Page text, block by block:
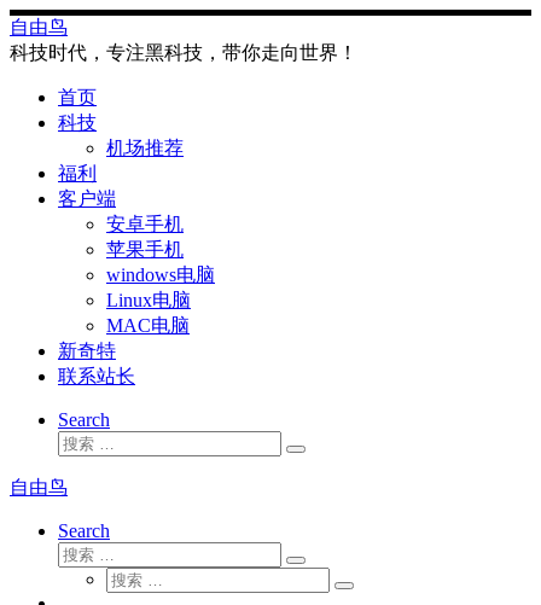
Skip
to
content
自由鸟
科技时代，专注黑科技，带你走向世界！
首页
科技
机场推荐
福利
客户端
安卓手机
苹果手机
windows电脑
Linux电脑
MAC电脑
新奇特
联系站长
Search
搜
搜
自由鸟
Search
搜
搜
索
搜
搜